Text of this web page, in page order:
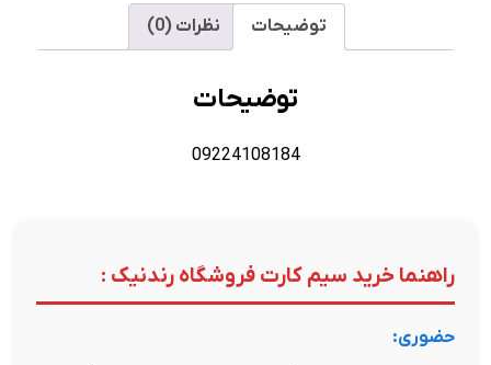
توضیحات نظرات (0)
توضیحات
09224108184
راهنما خرید سیم کارت فروشگاه رندنیک :
حضوری: